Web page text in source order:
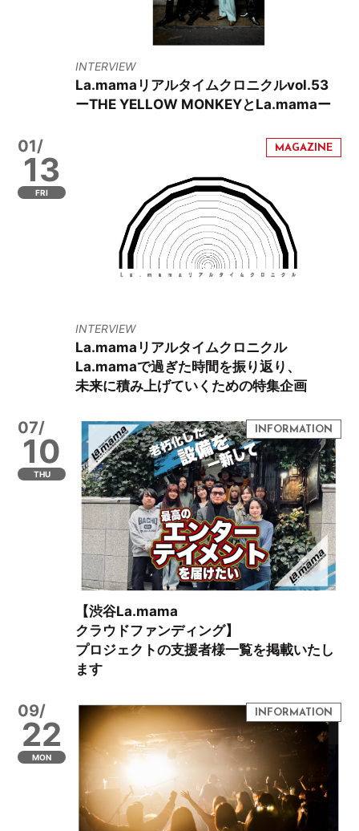
INTERVIEW
La.mamaリアルタイムクロニクルvol.53
ーTHE YELLOW MONKEYとLa.mamaー
01/
13
FRI
INTERVIEW
La.mamaリアルタイムクロニクル
La.mamaで過ぎた時間を振り返り、
未来に積み上げていくための特集企画
07/
10
THU
【渋谷La.mama
クラウドファンディング】
プロジェクトの支援者様一覧を掲載いたし
ます
09/
22
MON